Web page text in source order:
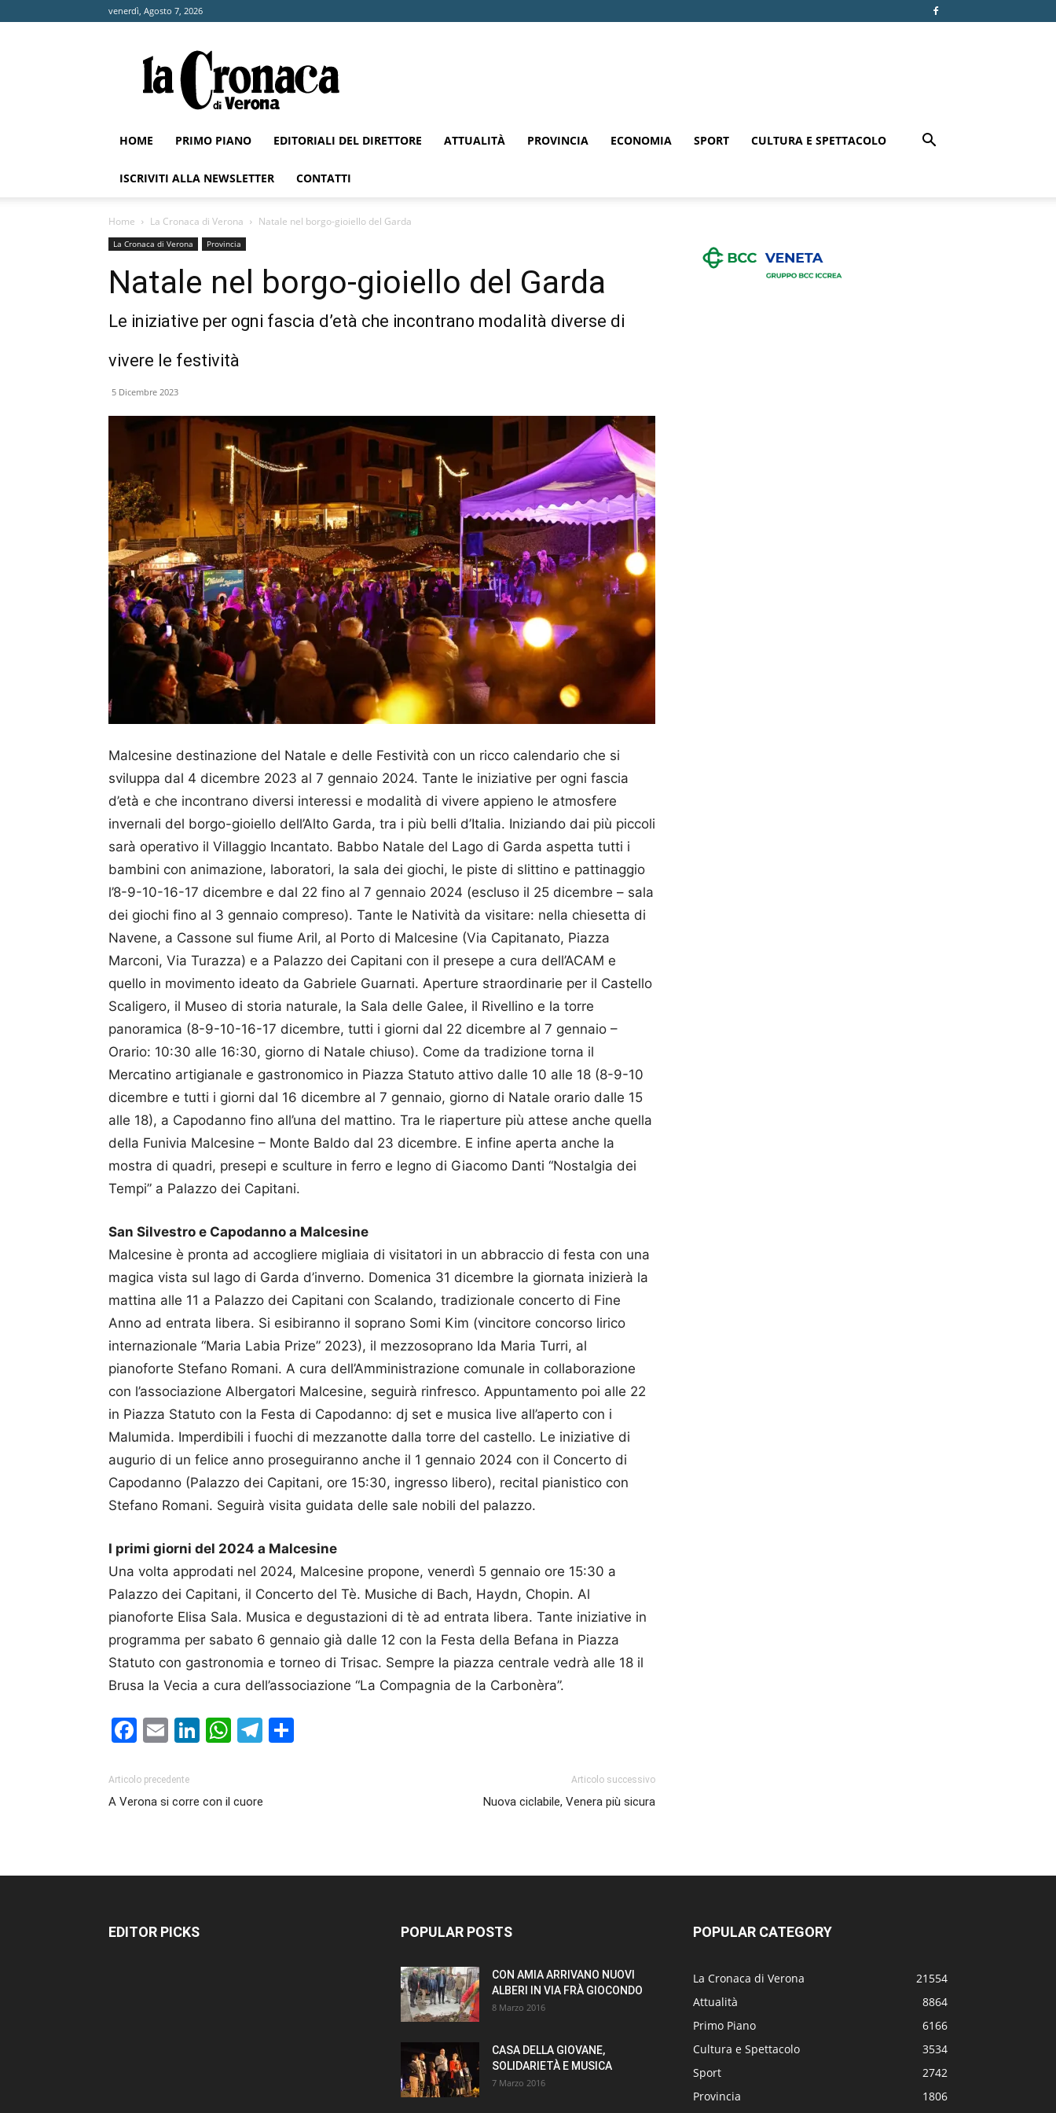
venerdì, Agosto 7, 2026
Cronaca
di
Verona
HOME PRIMO PIANO EDITORIALI DEL DIRETTORE ATTUALITÀ PROVINCIA ECONOMIA SPORT CULTURA E SPETTACOLO
ISCRIVITI ALLA NEWSLETTER CONTATTI
Home La Cronaca di Verona Natale nel borgo-gioiello del Garda
La Cronaca di Verona Provincia
Natale nel borgo-gioiello del Garda
Le iniziative per ogni fascia d’età che incontrano modalità diverse di
vivere le festività
5 Dicembre 2023
Malcesine destinazione del Natale e delle Festività con un ricco calendario che si
sviluppa dal 4 dicembre 2023 al 7 gennaio 2024. Tante le iniziative per ogni fascia
d’età e che incontrano diversi interessi e modalità di vivere appieno le atmosfere
invernali del borgo-gioiello dell’Alto Garda, tra i più belli d’Italia. Iniziando dai più piccoli
sarà operativo il Villaggio Incantato. Babbo Natale del Lago di Garda aspetta tutti i
bambini con animazione, laboratori, la sala dei giochi, le piste di slittino e pattinaggio
l’8-9-10-16-17 dicembre e dal 22 fino al 7 gennaio 2024 (escluso il 25 dicembre – sala
dei giochi fino al 3 gennaio compreso). Tante le Natività da visitare: nella chiesetta di
Navene, a Cassone sul fiume Aril, al Porto di Malcesine (Via Capitanato, Piazza
Marconi, Via Turazza) e a Palazzo dei Capitani con il presepe a cura dell’ACAM e
quello in movimento ideato da Gabriele Guarnati. Aperture straordinarie per il Castello
Scaligero, il Museo di storia naturale, la Sala delle Galee, il Rivellino e la torre
panoramica (8-9-10-16-17 dicembre, tutti i giorni dal 22 dicembre al 7 gennaio –
Orario: 10:30 alle 16:30, giorno di Natale chiuso). Come da tradizione torna il
Mercatino artigianale e gastronomico in Piazza Statuto attivo dalle 10 alle 18 (8-9-10
dicembre e tutti i giorni dal 16 dicembre al 7 gennaio, giorno di Natale orario dalle 15
alle 18), a Capodanno fino all’una del mattino. Tra le riaperture più attese anche quella
della Funivia Malcesine – Monte Baldo dal 23 dicembre. E infine aperta anche la
mostra di quadri, presepi e sculture in ferro e legno di Giacomo Danti “Nostalgia dei
Tempi” a Palazzo dei Capitani.
San Silvestro e Capodanno a Malcesine
Malcesine è pronta ad accogliere migliaia di visitatori in un abbraccio di festa con una
magica vista sul lago di Garda d’inverno. Domenica 31 dicembre la giornata inizierà la
mattina alle 11 a Palazzo dei Capitani con Scalando, tradizionale concerto di Fine
Anno ad entrata libera. Si esibiranno il soprano Somi Kim (vincitore concorso lirico
internazionale “Maria Labia Prize” 2023), il mezzosoprano Ida Maria Turri, al
pianoforte Stefano Romani. A cura dell’Amministrazione comunale in collaborazione
con l’associazione Albergatori Malcesine, seguirà rinfresco. Appuntamento poi alle 22
in Piazza Statuto con la Festa di Capodanno: dj set e musica live all’aperto con i
Malumida. Imperdibili i fuochi di mezzanotte dalla torre del castello. Le iniziative di
augurio di un felice anno proseguiranno anche il 1 gennaio 2024 con il Concerto di
Capodanno (Palazzo dei Capitani, ore 15:30, ingresso libero), recital pianistico con
Stefano Romani. Seguirà visita guidata delle sale nobili del palazzo.
I primi giorni del 2024 a Malcesine
Una volta approdati nel 2024, Malcesine propone, venerdì 5 gennaio ore 15:30 a
Palazzo dei Capitani, il Concerto del Tè. Musiche di Bach, Haydn, Chopin. Al
pianoforte Elisa Sala. Musica e degustazioni di tè ad entrata libera. Tante iniziative in
programma per sabato 6 gennaio già dalle 12 con la Festa della Befana in Piazza
Statuto con gastronomia e torneo di Trisac. Sempre la piazza centrale vedrà alle 18 il
Brusa la Vecia a cura dell’associazione “La Compagnia de la Carbonèra”.
Facebook
EmailLinkedIn
WhatsApp
Telegram
Articolo precedente
A Verona si corre con il cuore
Articolo successivo
Nuova ciclabile, Venera più sicura
EDITOR PICKS POPULAR POSTS
CON AMIA ARRIVANO NUOVI
ALBERI IN VIA FRÀ GIOCONDO
8 Marzo 2016
CASA DELLA GIOVANE,
SOLIDARIETÀ E MUSICA
7 Marzo 2016
POPULAR CATEGORY
La Cronaca di Verona
21554
Attualità
8864
Primo Piano
6166
Cultura e Spettacolo
3534
Sport
2742
Provincia
1806